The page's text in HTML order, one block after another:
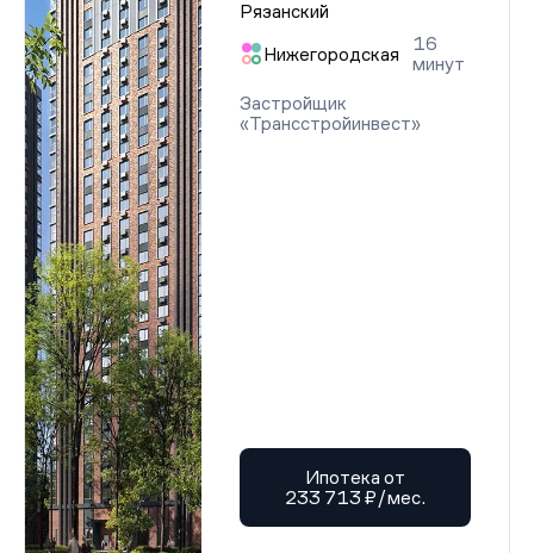
Рязанский
Нижегородская
16
минут
Застройщик
«Трансстройинвест»
Ипотека от
233 713 ₽/мес.